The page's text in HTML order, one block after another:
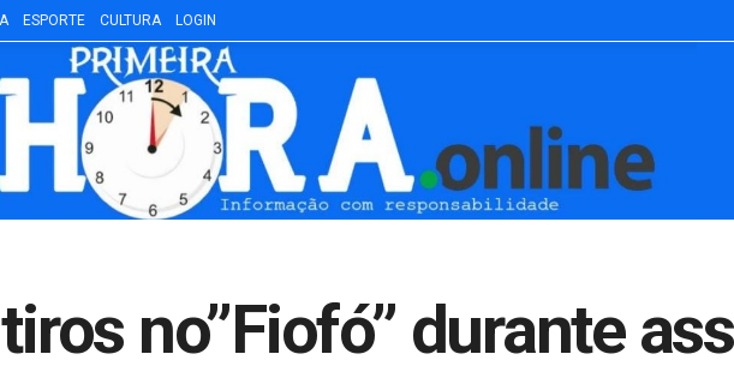
ESPORTE CULTURA LOGIN
no”Fiofó” durante